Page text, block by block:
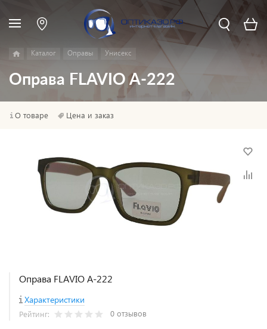
Каталог Оправы Унисекс
Оправа FLAVIO A-222
О товаре Цена и заказ
Оправа FLAVIO A-222
Характеристики
Рейтинг: 0 отзывов